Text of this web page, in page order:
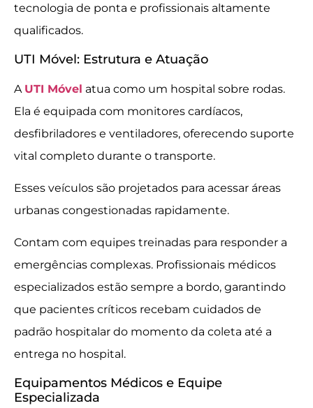
tecnologia de ponta e profissionais altamente
qualificados.
UTI Móvel: Estrutura e Atuação
A UTI Móvel atua como um hospital sobre rodas.
Ela é equipada com monitores cardíacos,
desfibriladores e ventiladores, oferecendo suporte
vital completo durante o transporte.
Esses veículos são projetados para acessar áreas
urbanas congestionadas rapidamente.
Contam com equipes treinadas para responder a
emergências complexas. Profissionais médicos
especializados estão sempre a bordo, garantindo
que pacientes críticos recebam cuidados de
padrão hospitalar do momento da coleta até a
entrega no hospital.
Equipamentos Médicos e Equipe
Especializada